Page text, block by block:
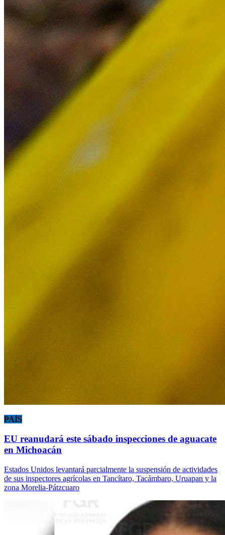
PAÍS
EU reanudará este sábado inspecciones de aguacate
en Michoacán
Estados Unidos levantará parcialmente la suspensión de actividades
de sus inspectores agrícolas en Tancítaro, Tacámbaro, Uruapan y la
zona Morelia-Pátzcuaro